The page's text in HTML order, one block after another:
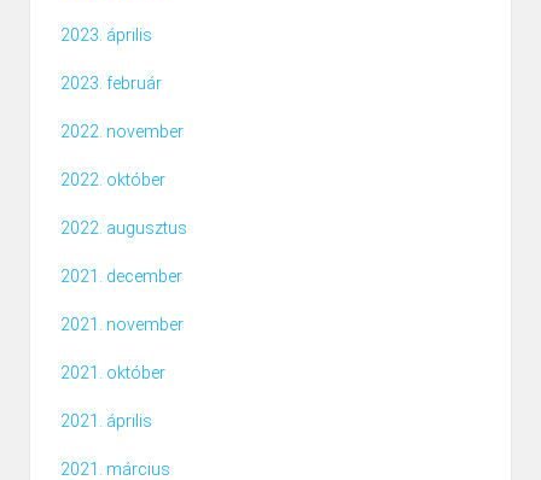
2023. április
2023. február
2022. november
2022. október
2022. augusztus
2021. december
2021. november
2021. október
2021. április
2021. március